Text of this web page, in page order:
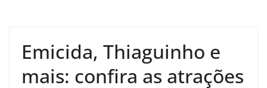
Emicida, Thiaguinho e
mais: confira as atrações